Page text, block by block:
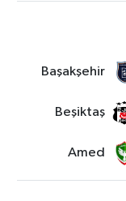
Başakşehir
Beşiktaş
Amed